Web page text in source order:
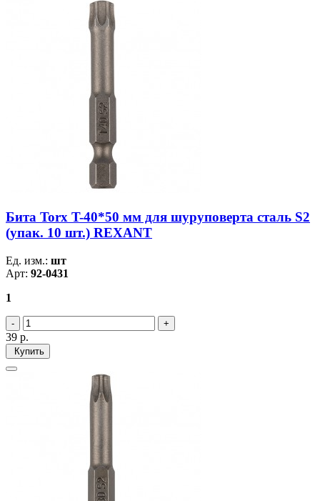
Бита Torx T-40*50 мм для шуруповерта сталь S2
(упак. 10 шт.) REXANT
Ед. изм.: шт
Арт: 92-0431
1
39 р.
Купить